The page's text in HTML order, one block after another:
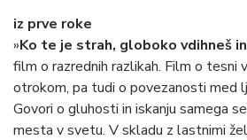
iz prve roke
»Ko te je strah, globoko vdihneš
film o razrednih razlikah. Film o tesni
otrokom, pa tudi o povezanosti med
Govori o gluhosti in iskanju samega
mesta v svetu. V skladu z lastnimi